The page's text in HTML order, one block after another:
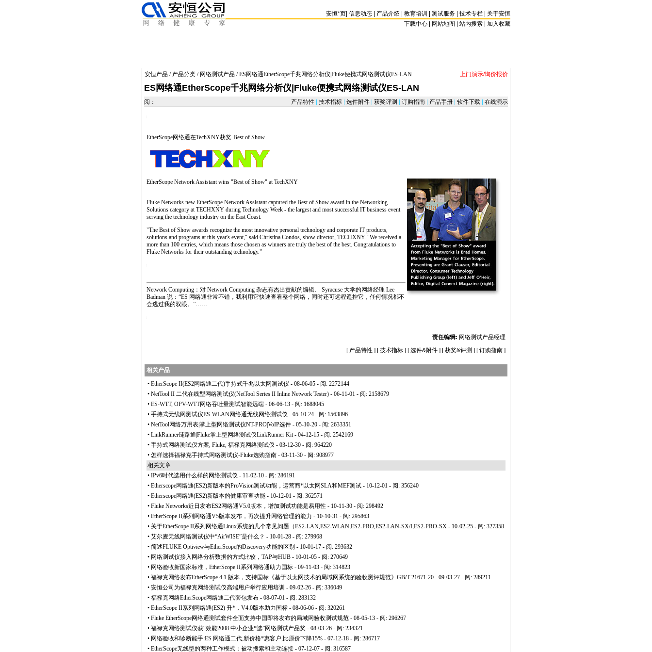
安恒*页 信息动态 产品介绍 教育培训 测试服务 技术专栏
关于安恒
下载中心 | 网站地图 | 站内搜索 加入收藏
安恒产品 / 产品分类 / 网络测试产品 / ES网络通EtherScope千兆网络分析仪|Fluke便携式网络测试仪ES-LAN 上门演示/询价报价
ES网络通EtherScope千兆网络分析仪|Fluke便携式网络测试仪ES-LAN
阅： 产品特性 技术指标 选件附件 获奖评测 订购指南 产品手册 软件下载 在线演示
EtherScope网络通在TechXNY获奖-Best of Show
EtherScope Network Assistant wins "Best of Show" at TechXNY
Fluke Networks new EtherScope Network Assistant captured the Best of Show award in the Networking
Solutions category at TECHXNY during Technology Week - the largest and most successful IT business event
serving the technology industry on the East Coast.
"The Best of Show awards recognize the most innovative personal technology and corporate IT products,
solutions and programs at this year's event," said Christina Condos, show director, TECHXNY. "We received a
more than 100 entries, which means those chosen as winners are truly the best of the best. Congratulations to
Fluke Networks for their outstanding technology."
Network Computing：对 Network Computing 杂志有杰出贡献的编辑、 Syracuse 大学的网络经理 Lee
Badman 说：“ES 网络通非常不错，我利用它快速查看整个网络，同时还可远程遥控它，任何情况都不
会逃过我的双眼。”……
责任编辑: 网络测试产品经理
[ 产品特性 ] [技术指标 ] [选件&附件 ] [获奖&评测 ] [订购指南 ]
相关产品
• EtherScope II(ES2网络通二代)手持式千兆以太网测试仪 - 08-06-05 - 阅: 2272144
• NetTool II 二代在线型网络测试仪(NetTool Series II Inline Network Tester) - 06-11-01 - 阅: 2158679
• ES-WTT, OPV-WTT网络吞吐量测试智能远端 - 06-06-13 - 阅: 1688045
• 手持式无线网测试仪ES-WLAN网络通无线网络测试仪 - 05-10-24 - 阅: 1563896
• NetTool网络万用表|掌上型网络测试仪NT-PRO|VoIP选件 - 05-10-20 - 阅: 2633351
• LinkRunner链路通|Fluke掌上型网络测试仪LinkRunner Kit- 04-12-15 - 阅: 2542169
• 手持式网络测试仪方案, Fluke, 福禄克网络测试仪 - 03-12-30 - 阅: 964220
• 怎样选择福禄克手持式网络测试仪-Fluke选购指南 - 03-11-30 - 阅: 908977
相关文章
• IPv6时代选用什么样的网络测试仪 - 11-02-10 - 阅: 286191
• Etherscope网络通(ES2)新版本的ProVision测试功能，运营商*以太网SLA和MEF测试 - 10-12-01 - 阅: 356240
• Etherscope网络通(ES2)新版本的健康审查功能 - 10-12-01 - 阅: 362571
• Fluke Networks近日发布ES2网络通V5.0版本，增加测试功能是易用性 - 10-11-30 - 阅: 298492
• EtherScope II系列网络通V5版本发布，再次提升网络管理的能力 - 10-10-31 - 阅: 295863
• 关于EtherScope II系列网络通Linux系统的几个常见问题（ES2-LAN,ES2-WLAN,ES2-PRO,ES2-LAN-SX/I,ES2-PRO-SX - 10-02-25 - 阅: 327358
• 艾尔麦无线网络测试仪中“AirWISE”是什么？ - 10-01-28 - 阅: 279968
• 简述FLUKE Optiview与EtherScope的Discovery功能的区别 - 10-01-17 - 阅: 293632
• 网络测试仪接入网络分析数据的方式比较，TAP与HUB - 10-01-05 - 阅: 270649
• 网络验收新国家标准，EtherScope II系列网络通助力国标 - 09-11-03 - 阅: 314823
• 福禄克网络发布EtherScope 4.1 版本，支持国标《基于以太网技术的局域网系统的验收测评规范》GB/T 21671-20 - 09-03-27 - 阅: 289211
• 安恒公司为福禄克网络测试仪高端用户举行应用培训 - 09-02-26 - 阅: 336049
• 福禄克网络EtherScope网络通二代套包发布 - 08-07-01 - 阅: 283132
• EtherScope II系列网络通(ES2) 升* ，V4.0版本助力国标 - 08-06-06 - 阅: 320261
• Fluke EtherScope网络通测试套件全面支持中国即将发布的局域网验收测试规范 - 08-05-13 - 阅: 296267
• 福禄克网络测试仪获“效能2008 中小企业*选”网络测试产品奖 - 08-03-26 - 阅: 234321
• 网络验收和诊断能手:ES 网络通二代,新价格*惠客户,比原价下降15% - 07-12-18 - 阅: 286717
• EtherScope无线型的两种工作模式：被动搜索和主动连接 - 07-12-07 - 阅: 316587